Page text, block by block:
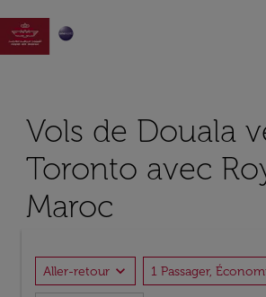

Vols de Douala
Toronto avec
Maroc
Aller-retour expand_more 1 Passager,